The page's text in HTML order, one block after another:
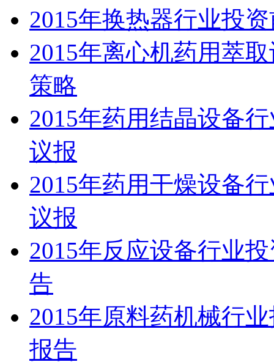
2015年换热器行业投
2015年离心机药用萃
策略
2015年药用结晶设备
议报
2015年药用干燥设备
议报
2015年反应设备行业
告
2015年原料药机械行
报告